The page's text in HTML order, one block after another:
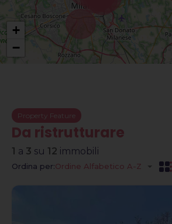
+
−
Property Feature
Da ristrutturare
1 a 3 su 12 immobili
Ordina per:Ordine Alfabetico A-Z